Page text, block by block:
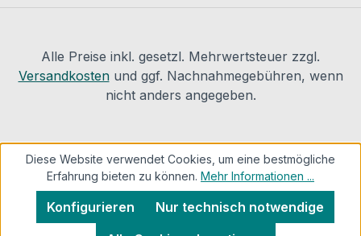
Achtung: Kleber erreicht Endfestigkeit
Betrieb nehmen .Nie auf in Betrieb
beﬁndlichen Anlagen oder bei starker
Sonneneinstrahlung dämmen.
Armacell GmbH Robert Bosch Straße
10 48153
MünsterMail: info.de@armacell.com
Alle Preise inkl. gesetzl. Mehrwertsteuer zzgl.
Versandkostenund ggf. Nachnahmegebühren, wenn
nicht anders angegeben.
Diese Website verwendet Cookies, um eine bestmögliche
Erfahrung bieten zu können. Mehr Informationen ...
Nur technisch notwendige
Konfigurieren